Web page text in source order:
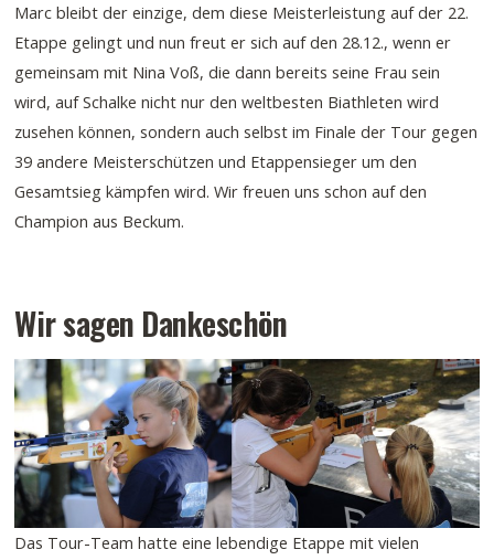
Marc bleibt der einzige, dem diese Meisterleistung auf der 22.
Etappe gelingt und nun freut er sich auf den 28.12., wenn er
gemeinsam mit Nina Voß, die dann bereits seine Frau sein
wird, auf Schalke nicht nur den weltbesten Biathleten wird
zusehen können, sondern auch selbst im Finale der Tour gegen
39 andere Meisterschützen und Etappensieger um den
Gesamtsieg kämpfen wird. Wir freuen uns schon auf den
Champion aus Beckum.
Wir sagen Dankeschön
Das Tour-Team hatte eine lebendige Etappe mit vielen